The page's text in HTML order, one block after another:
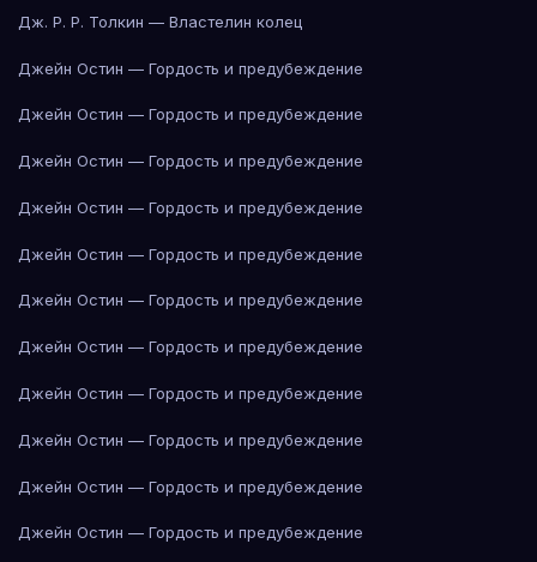
Дж. Р. Р. Толкин — Властелин колец
Джейн Остин — Гордость и предубеждение
Джейн Остин — Гордость и предубеждение
Джейн Остин — Гордость и предубеждение
Джейн Остин — Гордость и предубеждение
Джейн Остин — Гордость и предубеждение
Джейн Остин — Гордость и предубеждение
Джейн Остин — Гордость и предубеждение
Джейн Остин — Гордость и предубеждение
Джейн Остин — Гордость и предубеждение
Джейн Остин — Гордость и предубеждение
Джейн Остин — Гордость и предубеждение